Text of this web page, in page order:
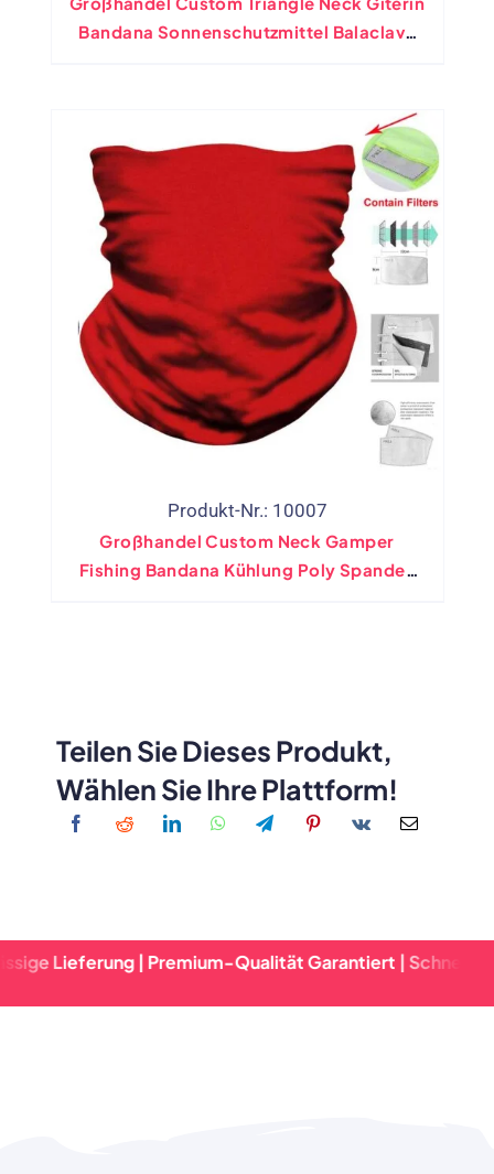
Bandana Sonnenschutzmittel Balaclava
Produkt-Nr.: 10007
Großhandel Custom Neck Gamper
Fishing Bandana Kühlung Poly Spandex
Teilen Sie Dieses Produkt,
Wählen Sie Ihre Plattform!
| Premium-Qualität Garantiert | Schnelle